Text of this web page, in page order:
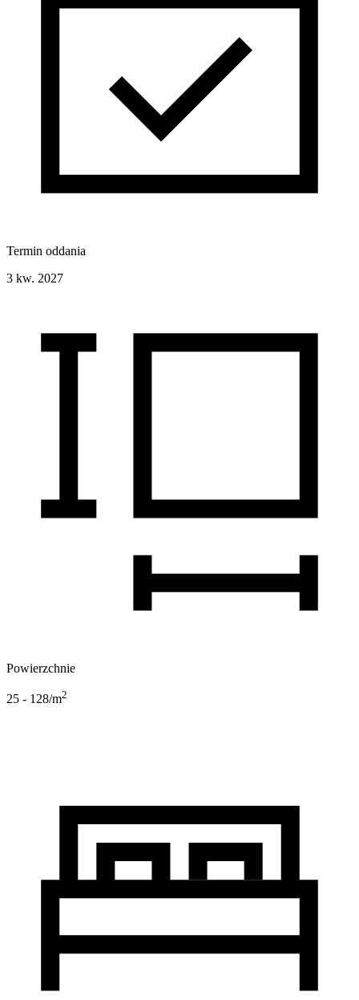
Termin oddania
3 kw. 2027
Powierzchnie
25 - 128/m2